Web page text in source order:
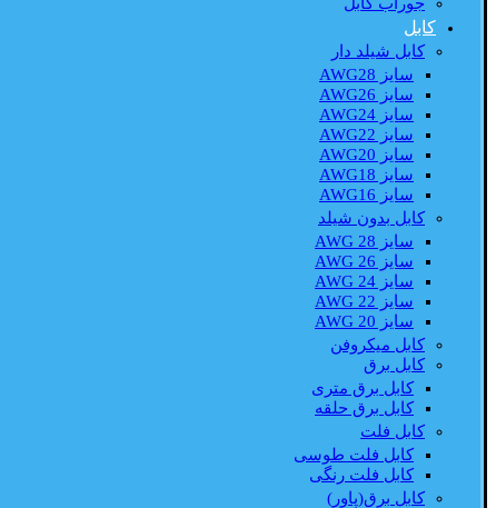
کابل
کابل شیلد دار
سایز AWG28
سایز AWG26
سایز AWG24
سایز AWG22
سایز AWG20
سایز AWG18
سایز AWG16
کابل بدون شیلد
سایز AWG 28
سایز AWG 26
سایز AWG 24
سایز AWG 22
سایز AWG 20
کابل میکروفن
کابل برق
کابل برق متری
کابل برق حلقه
کابل فلت
کابل فلت طوسی
کابل فلت رنگی
کابل برق(پاور)